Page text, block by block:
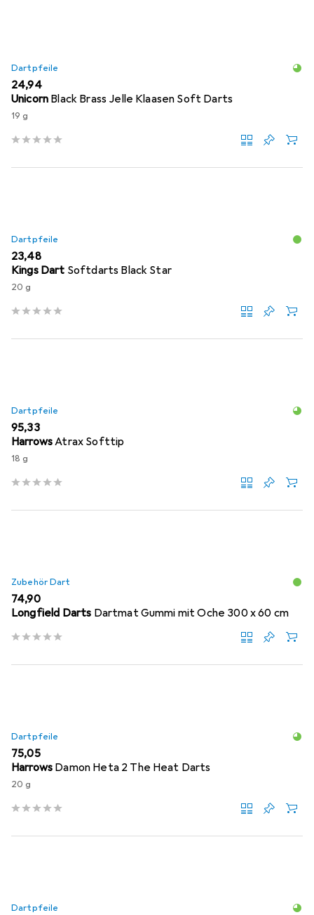
Dartpfeile
EUR
24,94
Unicorn Black Brass Jelle Klaasen Soft Darts
19 g
Dartpfeile
EUR
23,48
Kings Dart Softdarts Black Star
20 g
Dartpfeile
EUR
95,33
HarrowsAtrax Softtip
18 g
Zubehör Dart
EUR
74,90
Longfield Darts Dartmat Gummi mit Oche 300 x 60 cm
Dartpfeile
EUR
75,05
Harrows Damon Heta 2 The Heat Darts
20 g
Dartpfeile